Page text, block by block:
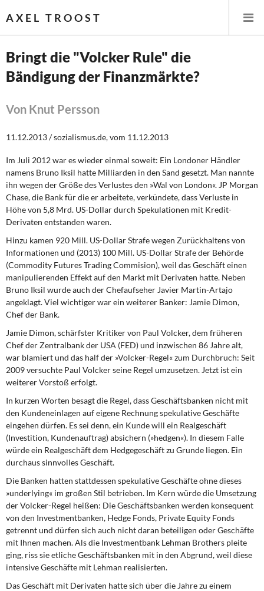
AXEL TROOST
Startseite
Themen
Leitlinien linker Wirtschafts- und Finanzpolitik
Wirtschaftspolitik
Steuer- und Finanzpolitik
Öffentliche Infrastruktur und Daseinsvorsorge
Eurokrise und Griechenland
DIE LINKE
Weitere Themen
Institut Solidarische Moderne
Rosa-Luxemburg-Stiftung
Über mich
Kontakt
Bringt die "Volcker Rule" die
Bändigung der Finanzmärkte?
Von Knut Persson
11.12.2013 / sozialismus.de, vom 11.12.2013
Im Juli 2012 war es wieder einmal soweit: Ein Londoner Händler
namens Bruno Iksil hatte Milliarden in den Sand gesetzt. Man nannte
ihn wegen der Größe des Verlustes den »Wal von London«. JP Morgan
Chase, die Bank für die er arbeitete, verkündete, dass Verluste in
Höhe von 5,8 Mrd. US-Dollar durch Spekulationen mit Kredit-
Derivaten entstanden waren.
Hinzu kamen 920 Mill. US-Dollar Strafewegen Zurückhaltens von
Informationen und (2013) 100 Mill. US-Dollar Strafe der Behörde
(Commodity Futures Trading Commision), weil das Geschäft einen
manipulierenden Effekt auf den Markt mit Derivaten hatte. Neben
Bruno Iksil wurde auch der Chefaufseher Javier Martin-Artajo
angeklagt. Viel wichtiger war ein weiterer Banker: Jamie Dimon,
Chef der Bank.
Jamie Dimon, schärfster Kritiker von Paul Volcker,dem früheren
Chef der Zentralbank der USA (FED) und inzwischen 86 Jahre alt,
war blamiert und das half der »Volcker-Regel« zum Durchbruch: Seit
2009 versuchte Paul Volcker seine Regel umzusetzen. Jetzt ist ein
weiterer Vorstoß erfolgt.
In kurzen Worten besagt die Regel,dass Geschäftsbanken nicht mit
den Kundeneinlagen auf eigene Rechnung spekulative Geschäfte
eingehen dürfen. Es sei denn, ein Kunde will ein Realgeschäft
(Investition, Kundenauftrag) absichern (»hedgen«). In diesem Falle
würde ein Realgeschäft dem Hedgegeschäft zu Grunde liegen. Ein
durchaus sinnvolles Geschäft.
Die Banken hatten stattdessen spekulative Geschäfte ohne dieses
»underlying« im großen Stil betrieben. Im Kern würde die Umsetzung
der Volcker-Regel heißen: Die Geschäftsbanken werden konsequent
von den Investmentbanken, Hedge Fonds, Private Equity Fonds
getrennt und dürfen sich auch nicht daran beteiligen oder Geschäfte
mit Ihnen machen. Als die Investmentbank Lehman Brothers pleite
ging, riss sie etliche Geschäftsbanken mit in den Abgrund, weil diese
intensive Geschäfte mit Lehman realisierten.
Das Geschäft mit Derivaten hattesich über die Jahre zu einem